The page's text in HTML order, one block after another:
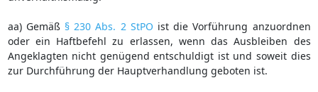
aa) Gemäß § 230 Abs. 2 StPO ist die Vorführung anzuordnen
oder ein Haftbefehl zu erlassen, wenn das Ausbleiben des
Angeklagten nicht genügend entschuldigt ist und soweit dies
zur Durchführung der Hauptverhandlung geboten ist.